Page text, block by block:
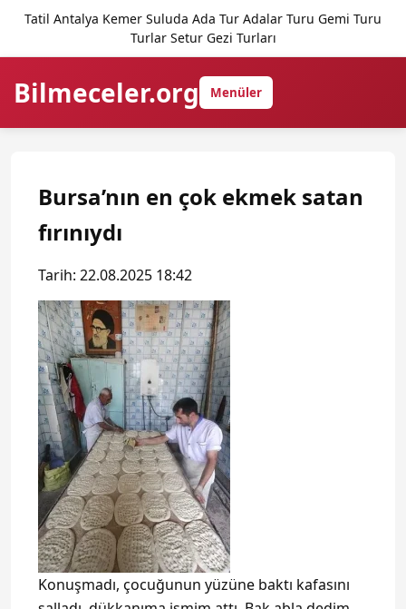
Tatil Antalya Kemer Suluda Ada Tur Adalar Turu Gemi Turu
Turlar Setur Gezi Turları
Bilmeceler.org Menüler
Bursa’nın en çok ekmek satan
fırınıydı
Tarih: 22.08.2025 18:42
Konuşmadı, çocuğunun yüzüne baktı kafasını